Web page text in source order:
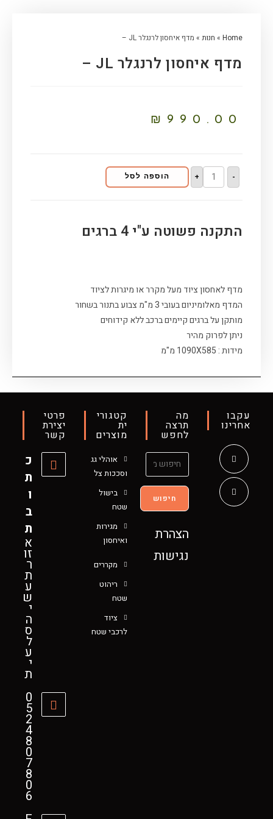
Home
» חנות » מדף איחסון לרנגלר JL –
מדף איחסון לרנגלר JL –
₪ 990.00
-
+ הוספה לסל
התקנה פשוטה ע"י 4 ברגים
מדף לאחסון ציוד מעל מקרר או מיגרות לציוד
המדף מאלומיניום בעובי 3 מ"מ צבוע בתנור בשחור
מותקן על ברגים קיימים ברכב ללא קידוחים
ניתן לפרוק מהיר
מידות : 1090X585 מ"מ
פרטי
יצירת
קשר
כ
ת
ו
ב
ת
א
זו
ר
ת
ע
ש
י
ה
ס
ל
ע
י
ת
0
5
2
4
8
0
7
8
0
6
קטגורי
ית
מוצרים
אוהלי גג
וסככות צל
בישול
שטח
מגירות
ואיחסון
מקררים
ריהוט
שטח
ציוד
לרכבי שטח
מה
תרצה
לחפש
חיפוש
הצהרת
נגישות
עקבו
אחרינו